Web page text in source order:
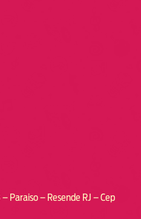
Paraiso – Resende RJ – Cep